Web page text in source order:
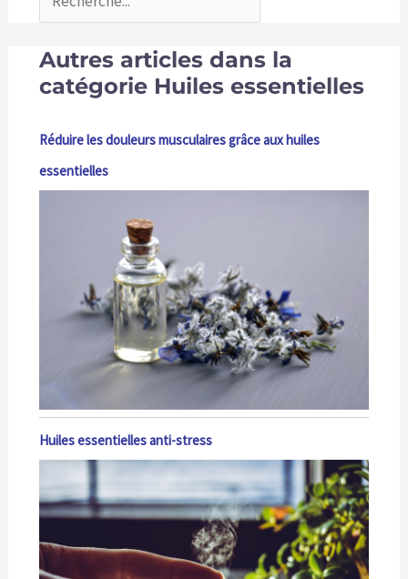
Autres articles dans la
catégorie Huiles essentielles
Réduire les douleurs musculaires grâce aux huiles
essentielles
Huiles essentielles anti-stress